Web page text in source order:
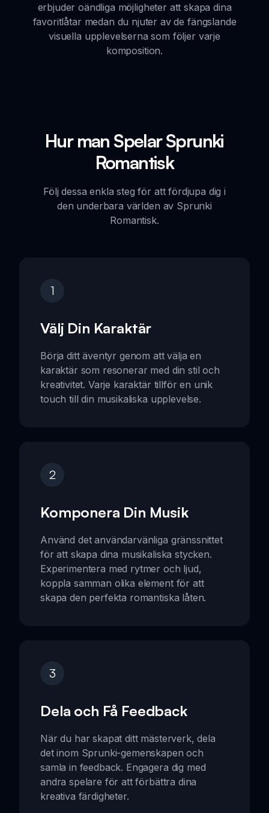
erbjuder oändliga möjligheter att skapa dina
favoritlåtar medan du njuter av de fängslande
visuella upplevelserna som följer varje
komposition.
Hur man Spelar Sprunki
Romantisk
Följ dessa enkla steg för att fördjupa dig i
den underbara världen av Sprunki
Romantisk.
1
Välj Din Karaktär
Börja ditt äventyr genom att välja en
karaktär som resonerar med din stil och
kreativitet. Varje karaktär tillför en unik
touch till din musikaliska upplevelse.
2
Komponera Din Musik
Använd det användarvänliga gränssnittet
för att skapa dina musikaliska stycken.
Experimentera med rytmer och ljud,
koppla samman olika element för att
skapa den perfekta romantiska låten.
3
Dela och Få Feedback
När du har skapat ditt mästerverk, dela
det inom Sprunki-gemenskapen och
samla in feedback. Engagera dig med
andra spelare för att förbättra dina
kreativa färdigheter.